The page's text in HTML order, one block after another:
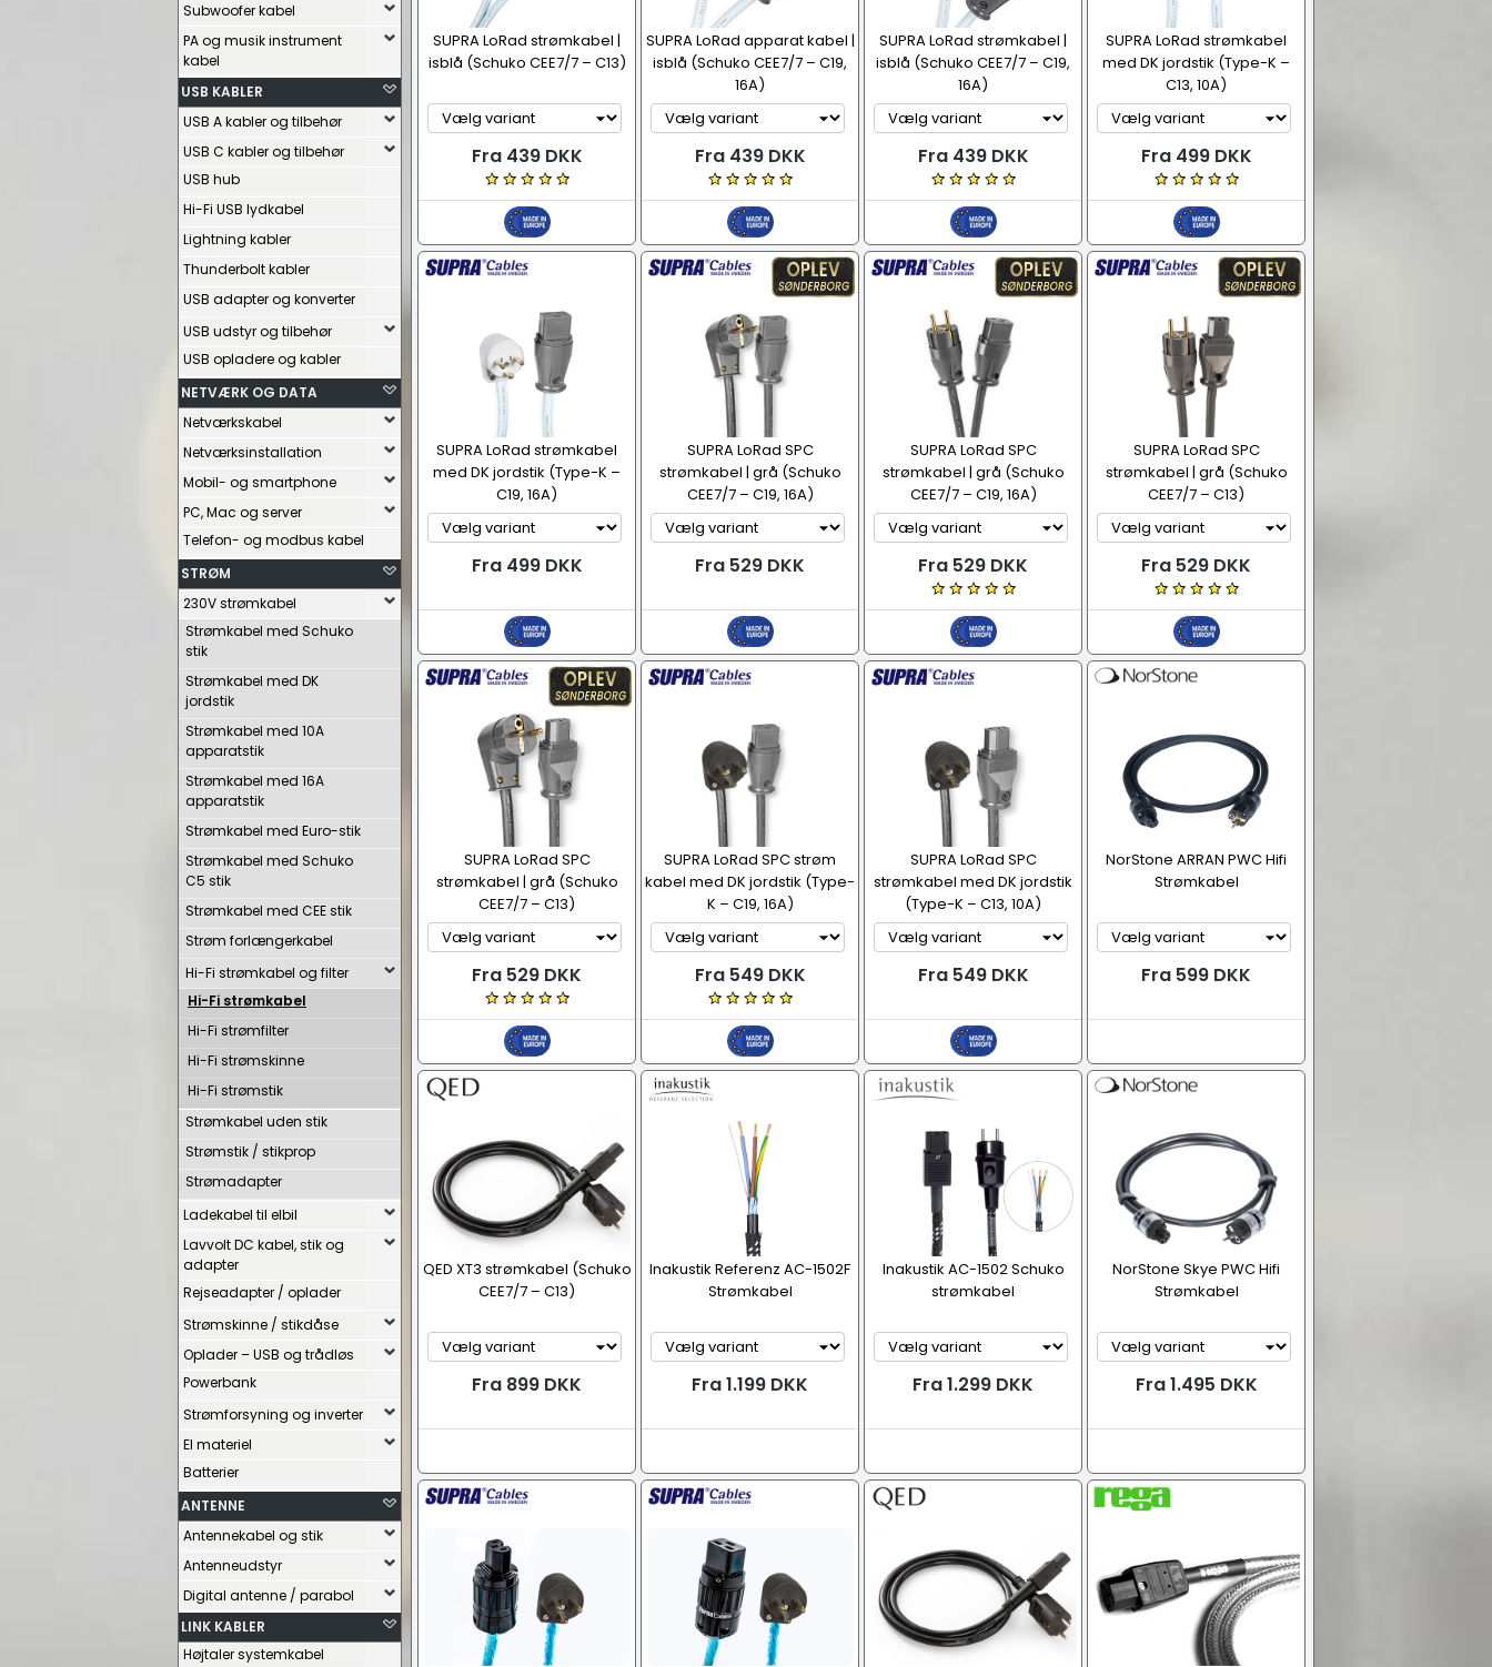
Subwoofer kabel
PA og musik instrument
kabel
USB KABLER
USB A kabler og tilbehør
USB C kabler og tilbehør
USB hub
Hi-Fi USB lydkabel
Lightning kabler
Thunderbolt kabler
USB adapter og konverter
USB udstyr og tilbehør
USB opladere og kabler
NETVÆRK OG DATA
Netværkskabel
Netværksinstallation
Mobil- og smartphone
PC, Mac og server
Telefon- og modbus kabel
STRØM
230V strømkabel
Strømkabel med Schuko
stik
Strømkabel med DK
jordstik
Strømkabel med 10A
apparatstik
Strømkabel med 16A
apparatstik
Strømkabel med Euro-stik
Strømkabel med Schuko
C5 stik
Strømkabel med CEE stik
Strøm forlængerkabel
Hi-Fi strømkabel og filter
Hi-Fi strømkabel
Hi-Fi strømfilter
Hi-Fi strømskinne
Hi-Fi strømstik
Strømkabel uden stik
Strømstik / stikprop
Strømadapter
Ladekabel til elbil
Lavvolt DC kabel, stik og
adapter
Rejseadapter / oplader
Strømskinne / stikdåse
Oplader – USB og trådløs
Powerbank
Strømforsyning og inverter
El materiel
Batterier
ANTENNE
Antennekabel og stik
Antenneudstyr
Digital antenne / parabol
LINK KABLER
Højtaler systemkabel
SUPRA LoRad strømkabel |
isblå (Schuko CEE7/7 – C13)
Fra 439 DKK
SUPRA LoRad apparat kabel |
isblå (Schuko CEE7/7 – C19,
16A)
Fra 439 DKK
SUPRA LoRad strømkabel |
isblå (Schuko CEE7/7 – C19,
16A)
Fra 439 DKK
SUPRA LoRad strømkabel
med DK jordstik (Type-K –
C13, 10A)
Fra 499 DKK
SUPRA LoRad strømkabel
med DK jordstik (Type-K –
C19, 16A)
Fra 499 DKK
SUPRA LoRad SPC
strømkabel | grå (Schuko
CEE7/7 – C19, 16A)
Fra 529 DKK
SUPRA LoRad SPC
strømkabel | grå (Schuko
CEE7/7 – C19, 16A)
Fra 529 DKK
SUPRA LoRad SPC
strømkabel | grå (Schuko
CEE7/7 – C13)
Fra 529 DKK
SUPRA LoRad SPC
strømkabel | grå (Schuko
CEE7/7 – C13)
Fra 529 DKK
SUPRA LoRad SPC strøm
kabel med DK jordstik (Type-
K – C19, 16A)
Fra 549 DKK
SUPRA LoRad SPC
strømkabel med DK jordstik
(Type-K – C13, 10A)
Fra 549 DKK
NorStone ARRAN PWC Hifi
Strømkabel
Fra 599 DKK
QED XT3 strømkabel (Schuko
CEE7/7 – C13)
Fra 899 DKK
Inakustik Referenz AC-1502F
Strømkabel
Fra 1.199 DKK
Inakustik AC-1502 Schuko
strømkabel
Fra 1.299 DKK
NorStone Skye PWC Hifi
Strømkabel
Fra 1.495 DKK